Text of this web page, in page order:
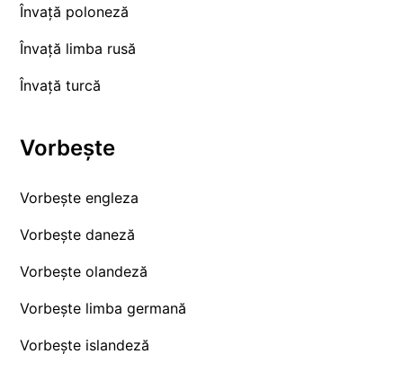
Învață poloneză
Învață limba rusă
Învață turcă
Vorbește
Vorbește engleza
Vorbește daneză
Vorbește olandeză
Vorbește limba germană
Vorbește islandeză